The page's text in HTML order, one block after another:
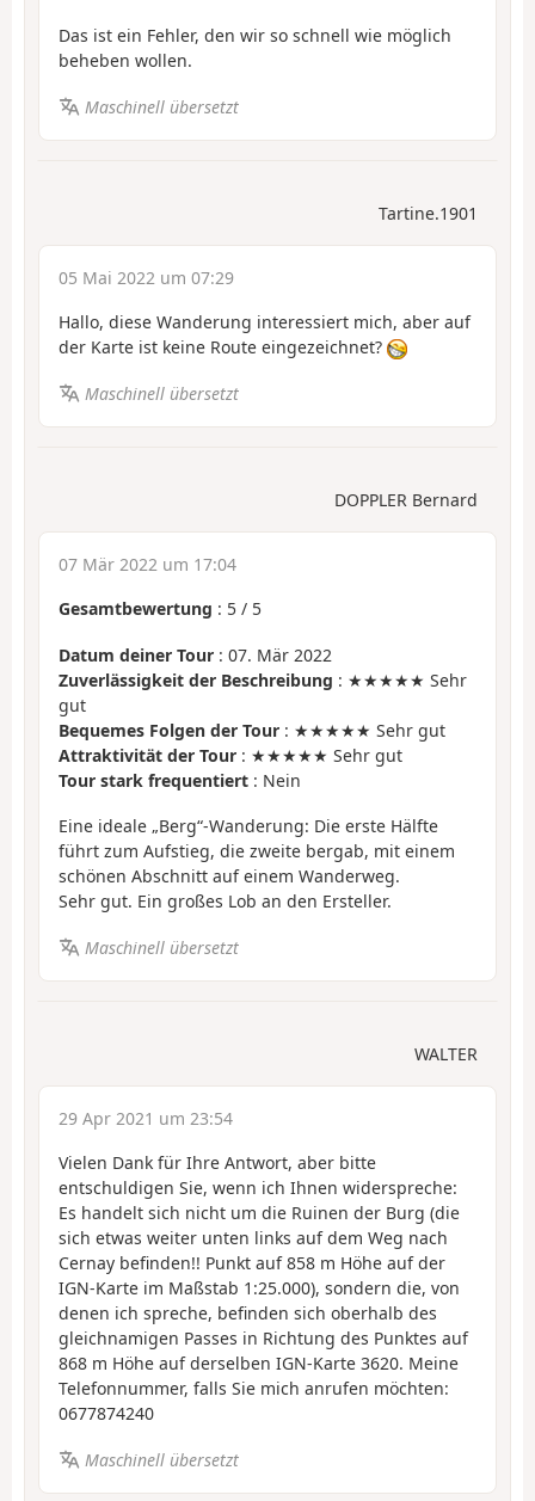
Das ist ein Fehler, den wir so schnell wie möglich
beheben wollen.
Maschinell übersetzt
Tartine.1901
05 Mai 2022 um 07:29
Hallo, diese Wanderung interessiert mich, aber auf
der Karte ist keine Route eingezeichnet?
Maschinell übersetzt
DOPPLER Bernard
07 Mär 2022 um 17:04
Gesamtbewertung : 5 / 5
Datum deiner Tour : 07. Mär 2022
Zuverlässigkeit der Beschreibung : ★★★★★ Sehr
gut
Bequemes Folgen der Tour : ★★★★★ Sehr gut
Attraktivität der Tour : ★★★★★ Sehr gut
Tour stark frequentiert : Nein
Eine ideale „Berg“-Wanderung: Die erste Hälfte
führt zum Aufstieg, die zweite bergab, mit einem
schönen Abschnitt auf einem Wanderweg.
Sehr gut. Ein großes Lob an den Ersteller.
Maschinell übersetzt
WALTER
29 Apr 2021 um 23:54
Vielen Dank für Ihre Antwort, aber bitte
entschuldigen Sie, wenn ich Ihnen widerspreche:
Es handelt sich nicht um die Ruinen der Burg (die
sich etwas weiter unten links auf dem Weg nach
Cernay befinden!! Punkt auf 858 m Höhe auf der
IGN-Karte im Maßstab 1:25.000), sondern die, von
denen ich spreche, befinden sich oberhalb des
gleichnamigen Passes in Richtung des Punktes auf
868 m Höhe auf derselben IGN-Karte 3620. Meine
Telefonnummer, falls Sie mich anrufen möchten:
0677874240
Maschinell übersetzt